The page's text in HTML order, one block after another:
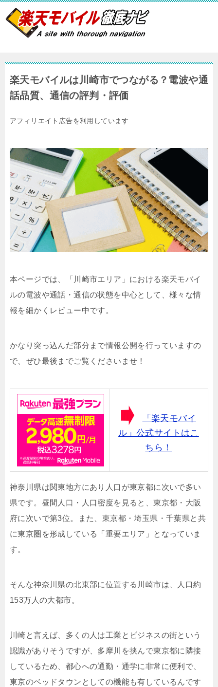
楽天モバイルは川崎市でつながる？電波や通
話品質、通信の評判・評価
アフィリエイト広告を利用しています
本ページでは、「川崎市エリア」における楽天モバイ
ルの電波や通話・通信の状態を中心として、様々な情
報を細かくレビュー中です。
かなり突っ込んだ部分まで情報公開を行っていますの
で、ぜひ最後までご覧くださいませ！
「楽天モバイ
ル」公式サイトはこ
ちら！
神奈川県は関東地方にあり人口が東京都に次いで多い
県です。昼間人口・人口密度を見ると、東京都・大阪
府に次いで第3位。また、東京都・埼玉県・千葉県と共
に東京圏を形成している「重要エリア」となっていま
す。
そんな神奈川県の北東部に位置する川崎市は、人口約
153万人の大都市。
川崎と言えば、多くの人は工業とビジネスの街という
認識がありそうですが、多摩川を挟んで東京都に隣接
しているため、都心への通勤・通学に非常に便利で、
東京のベッドタウンとしての機能も有しているんです